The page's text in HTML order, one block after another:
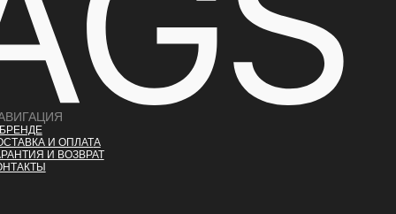
И ОПЛАТА
И ВОЗВРАТ